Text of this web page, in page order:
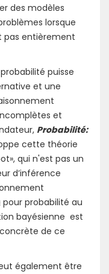
des modèles
lorsque
pas entièrement
puisse
et une
et
Probabilité:
cette théorie
qui n'est pas un
d’inférence
probabilité au
bayésienne est
de ce
également être